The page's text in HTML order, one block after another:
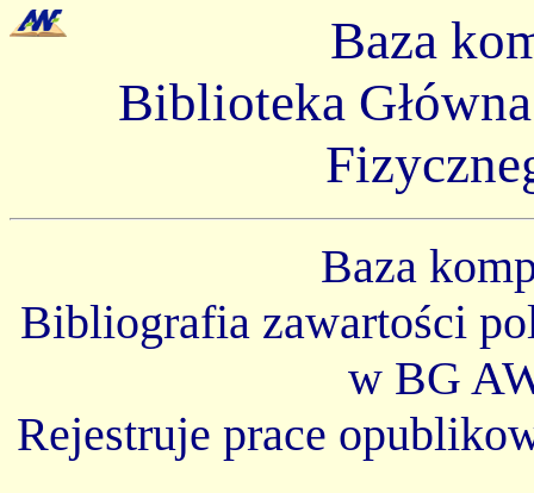
Baza
Biblioteka
Baza
Bibliografia zawartości
w BG
Rejestruje prace